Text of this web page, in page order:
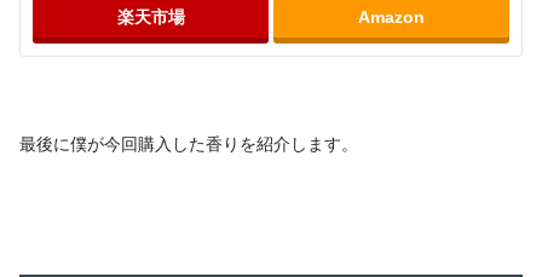
楽天市場 Amazon
最後に僕が今回購入した香りを紹介します。